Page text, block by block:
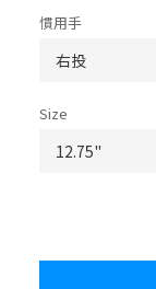
慣用手
Size